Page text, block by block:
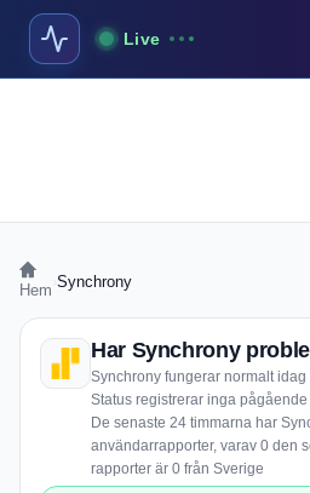
Live
Hem Synchrony
Har Synchrony
Synchrony fungerar normalt
Status registrerar inga
De senaste 24 timmarna har
användarrapporter, varav 0 den
rapporter är 0 från Sverige